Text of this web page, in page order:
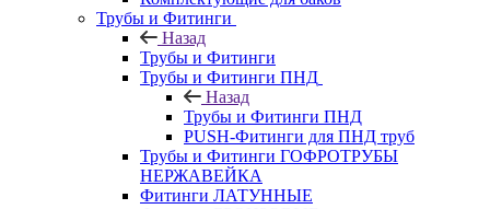
Трубы и Фитинги
Назад
Трубы и Фитинги
Трубы и Фитинги ПНД
Назад
Трубы и Фитинги ПНД
PUSH-Фитинги для ПНД труб
Трубы и Фитинги ГОФРОТРУБЫ
НЕРЖАВЕЙКА
Фитинги ЛАТУННЫЕ